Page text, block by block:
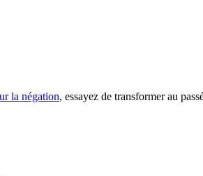
la négation, essayez de transformer au